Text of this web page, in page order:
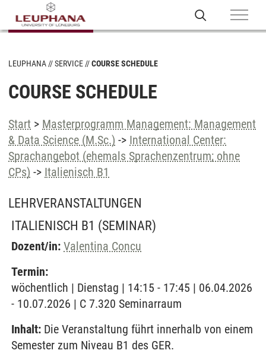
LEUPHANA SERVICE COURSE SCHEDULE
COURSE SCHEDULE
Start > Masterprogramm Management: Management
& Data Science (M.Sc.) -> International Center:
Sprachangebot (ehemals Sprachenzentrum; ohne
CPs) -> Italienisch B1
LEHRVERANSTALTUNGEN
ITALIENISCH B1 (SEMINAR)
Dozent/in: Valentina Concu
Termin:
wöchentlich | Dienstag | 14:15 - 17:45 | 06.04.2026
- 10.07.2026 | C 7.320 Seminarraum
Inhalt: Die Veranstaltung führt innerhalb von einem
Semester zum Niveau B1 des GER.